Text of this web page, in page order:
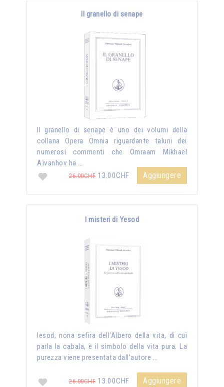
Il granello di senape
Il granello di senape è uno dei volumi della
collana Opera Omnia riguardante taluni dei
numerosi commenti che Omraam Mikhaël
Aïvanhov ha …
26.00CHF 13.00CHF Aggiungere
I misteri di Yesod
Iesod, nona sefira dell’Albero della vita, di cui
parla la cabala, è il simbolo della vita pura. La
purezza viene presentata dall'autore …
26.00CHF 13.00CHF Aggiungere